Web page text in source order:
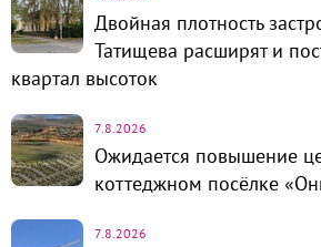
Двойная плотность
Татищева расширят и
квартал высоток
7.8.2026
Ожидается повышение
коттеджном посёлке
7.8.2026